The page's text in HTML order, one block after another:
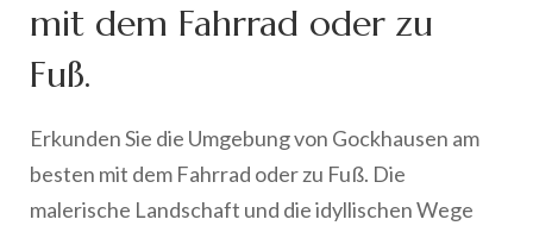
mit dem Fahrrad oder zu
Fuß.
Erkunden Sie die Umgebung von Gockhausen am
besten mit dem Fahrrad oder zu Fuß. Die
malerische Landschaft und die idyllischen Wege